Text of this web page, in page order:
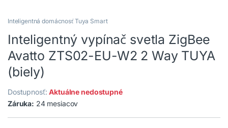
Inteligentná domácnosť Tuya Smart
Inteligentný vypínač svetla ZigBee
Avatto ZTS02-EU-W2 2 Way TUYA
(biely)
Dostupnosť:Aktuálne nedostupné
Záruka: 24 mesiacov